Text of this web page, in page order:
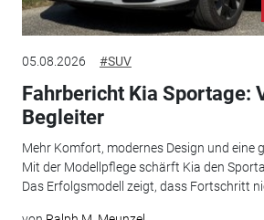
05.08.2026 #SUV
Fahrbericht Kia Sportage:
Begleiter
Mehr Komfort, modernes Design und eine
Mit der Modellpflege schärft Kia den
Das Erfolgsmodell zeigt, dass Fortschritt